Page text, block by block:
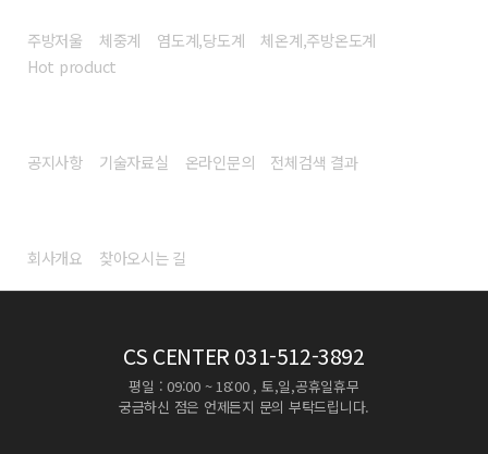
주방저울 체중계 염도계,당도계
체온계,주방온도계
Hot product
공지사항 기술자료실 온라인문의 전체검색 결과
회사개요 찾아오시는 길
CS CENTER 031-512-3892
평일 : 09:00 ~ 18:00 , 토,일,공휴일휴무
궁금하신 점은 언제든지 문의 부탁드립니다.